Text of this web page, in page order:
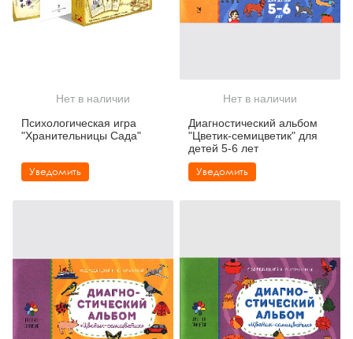
Нет в наличии
Психологическая игра
"Хранительницы Сада"
Уведомить
Нет в наличии
Диагностический альбом
"Цветик-семицветик" для
детей 5-6 лет
Уведомить